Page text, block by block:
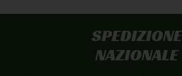
SPEDIZIONE
NAZIONALE